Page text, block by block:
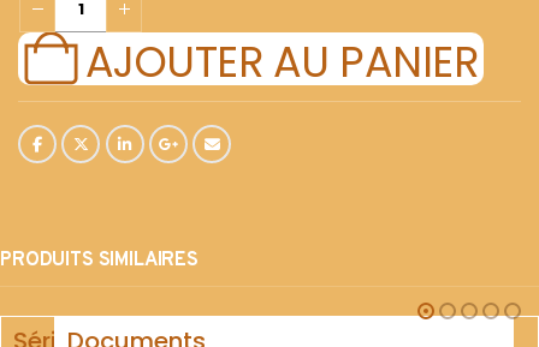
AJOUTER AU PANIER
PRODUITS SIMILAIRES